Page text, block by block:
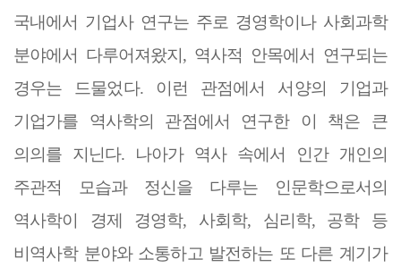
국내에서 기업사 연구는 주로 경영학이나 사회과학
분야에서 다루어져왔지 , 역사적 안목에서 연구되는
경우는 드물었다.
이런 관점에서 서양의 기업과
기업가를 역사학의 관점에서 연구한 이 책은 큰
의의를 지닌다. 나아가 역사 속에서 인간 개인의
주관적 모습과 정신을 다루는 인문학으로서의
역사학이 경제 경영학, 사회학, 심리학, 공학 등
비역사학 분야와 소통하고 발전하는 또 다른 계기가